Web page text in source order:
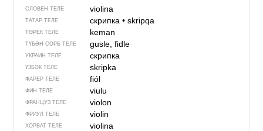
СЛОВЕН ТЕЛЕ violina
ТАТАР ТЕЛЕ скрипка• skripqa
ТӨРЕК ТЕЛЕ keman
ТҮБӘН СОРБ ТЕЛЕ gusle, fidle
УКРАИН ТЕЛЕ скрипка
ҮЗБӘК ТЕЛЕ skripka
ФАРЕР ТЕЛЕ fiól
ФИН ТЕЛЕ viulu
ФРАНЦУЗ ТЕЛЕ violon
ФРИУЛ ТЕЛЕ violin
ХОРВАТ ТЕЛЕ violina